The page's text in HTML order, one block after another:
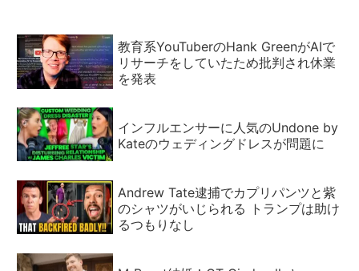
教育系YouTuberのHank GreenがAIで
リサーチをしていたため批判され休業
を発表
インフルエンサーに人気のUndone by
Kateのウェディングドレスが問題に
Andrew Tate逮捕でカプリパンツと紫
のシャツがいじられる トランプは助け
るつもりなし